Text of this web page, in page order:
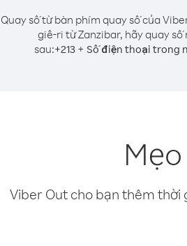
Quay số từ bàn phím quay số của
giê-ri từ Zanzibar, hãy quay số
sau:+213 + Số điện thoại trong
Viber Out cho bạn thêm thời